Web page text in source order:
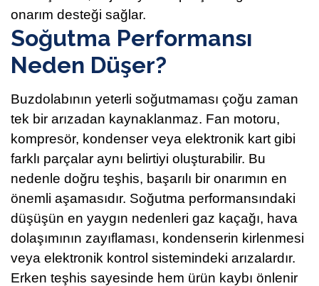
onarım desteği sağlar.
Soğutma Performansı
Neden Düşer?
Buzdolabının yeterli soğutmaması çoğu zaman
tek bir arızadan kaynaklanmaz. Fan motoru,
kompresör, kondenser veya elektronik kart gibi
farklı parçalar aynı belirtiyi oluşturabilir. Bu
nedenle doğru teşhis, başarılı bir onarımın en
önemli aşamasıdır. Soğutma performansındaki
düşüşün en yaygın nedenleri gaz kaçağı, hava
dolaşımının zayıflaması, kondenserin kirlenmesi
veya elektronik kontrol sistemindeki arızalardır.
Erken teşhis sayesinde hem ürün kaybı önlenir